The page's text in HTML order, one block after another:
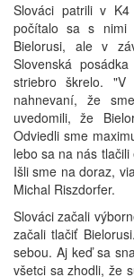
Slováci patrili v
počítalo sa s nimi
Bielorusi, ale v
Slovenská
striebro škrelo.
nahnevaní, že
uvedomili, že
Odviedli sme
lebo sa na nás
Išli sme na doraz,
Michal Riszdorfer.
Slováci začali
začali tlačiť
sebou. Aj keď sa
všetci sa zhodli, že